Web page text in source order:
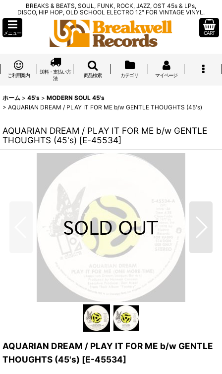
BREAKS & BEATS, SOUL, FUNK, ROCK, JAZZ, OST 45s & LPs,
DISCO, HIP HOP, OLD SCHOOL ELECTRO 12" FOR VINTAGE VINYL.
メニュー CART
ご利用案内
送料・支払い方
法
商品検索 カテゴリ マイページ
ホーム > 45's > MODERN SOUL 45's
> AQUARIAN DREAM / PLAY IT FOR ME b/w GENTLE THOUGHTS (45's)
AQUARIAN DREAM / PLAY IT FOR ME b/w GENTLE
THOUGHTS (45's) [E-45534]
AQUARIAN DREAM / PLAY IT FOR ME b/w GENTLE
THOUGHTS (45's) [E-45534]